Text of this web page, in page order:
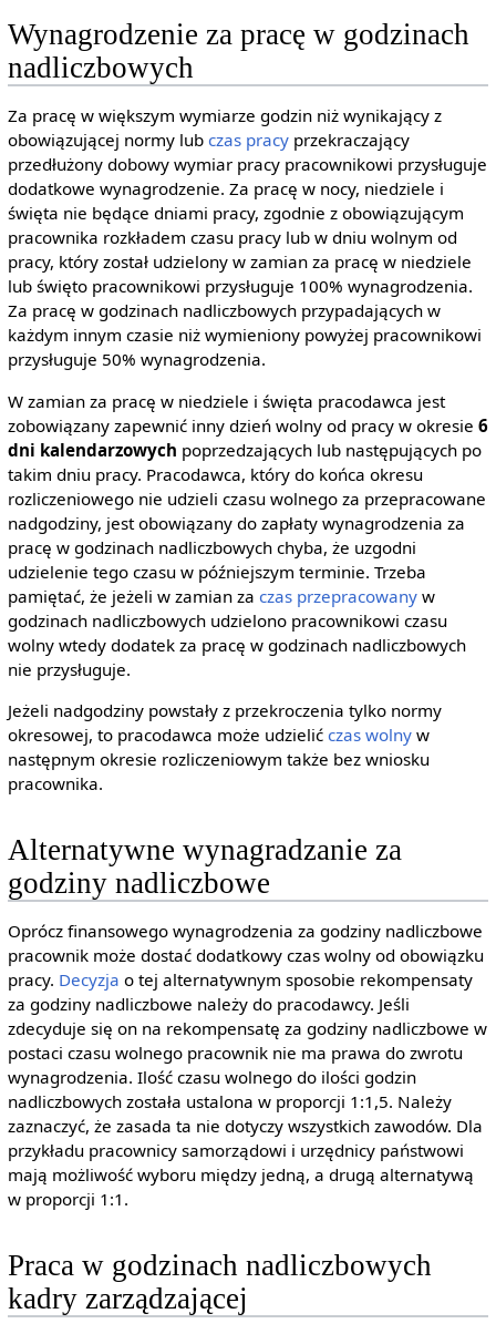
Wynagrodzenie za pracę w godzinach
nadliczbowych
Za pracę w większym wymiarze godzin niż wynikający z
obowiązującej normy lub czas pracyprzekraczający
przedłużony dobowy wymiar pracy pracownikowi przysługuje
dodatkowe wynagrodzenie. Za pracę w nocy, niedziele i
święta nie będące dniami pracy, zgodnie z obowiązującym
pracownika rozkładem czasu pracy lub w dniu wolnym od
pracy, który został udzielony w zamian za pracę w niedziele
lub święto pracownikowi przysługuje 100% wynagrodzenia.
Za pracę w godzinach nadliczbowych przypadających w
każdym innym czasie niż wymieniony powyżej pracownikowi
przysługuje 50% wynagrodzenia.
W zamian za pracę w niedziele i święta pracodawca jest
zobowiązany zapewnić inny dzień wolny od pracy w okresie 6
dni kalendarzowych poprzedzających lub następujących po
takim dniu pracy. Pracodawca, który do końca okresu
rozliczeniowego nie udzieli czasu wolnego za przepracowane
nadgodziny, jest obowiązany do zapłaty wynagrodzenia za
pracę w godzinach nadliczbowych chyba, że uzgodni
udzielenie tego czasu w późniejszym terminie. Trzeba
pamiętać, że jeżeli w zamian za czas przepracowanyw
godzinach nadliczbowych udzielono pracownikowi czasu
wolny wtedy dodatek za pracę w godzinach nadliczbowych
nie przysługuje.
Jeżeli nadgodziny powstały z przekroczenia tylko normy
okresowej, to pracodawca może udzielić czas wolnyw
następnym okresie rozliczeniowym także bez wniosku
pracownika.
Alternatywne wynagradzanie za
godziny nadliczbowe
Oprócz finansowego wynagrodzenia za godziny nadliczbowe
pracownik może dostać dodatkowy czas wolny od obowiązku
pracy. Decyzja o tej alternatywnym sposobie rekompensaty
za godziny nadliczbowe należy do pracodawcy. Jeśli
zdecyduje się on na rekompensatę za godziny nadliczbowe w
postaci czasu wolnego pracownik nie ma prawa do zwrotu
wynagrodzenia. Ilość czasu wolnego do ilości godzin
nadliczbowych została ustalona w proporcji 1:1,5. Należy
zaznaczyć, że zasada ta nie dotyczy wszystkich zawodów. Dla
przykładu pracownicy samorządowi i urzędnicy państwowi
mają możliwość wyboru między jedną, a drugą alternatywą
w proporcji 1:1.
Praca w godzinach nadliczbowych
kadry zarządzającej